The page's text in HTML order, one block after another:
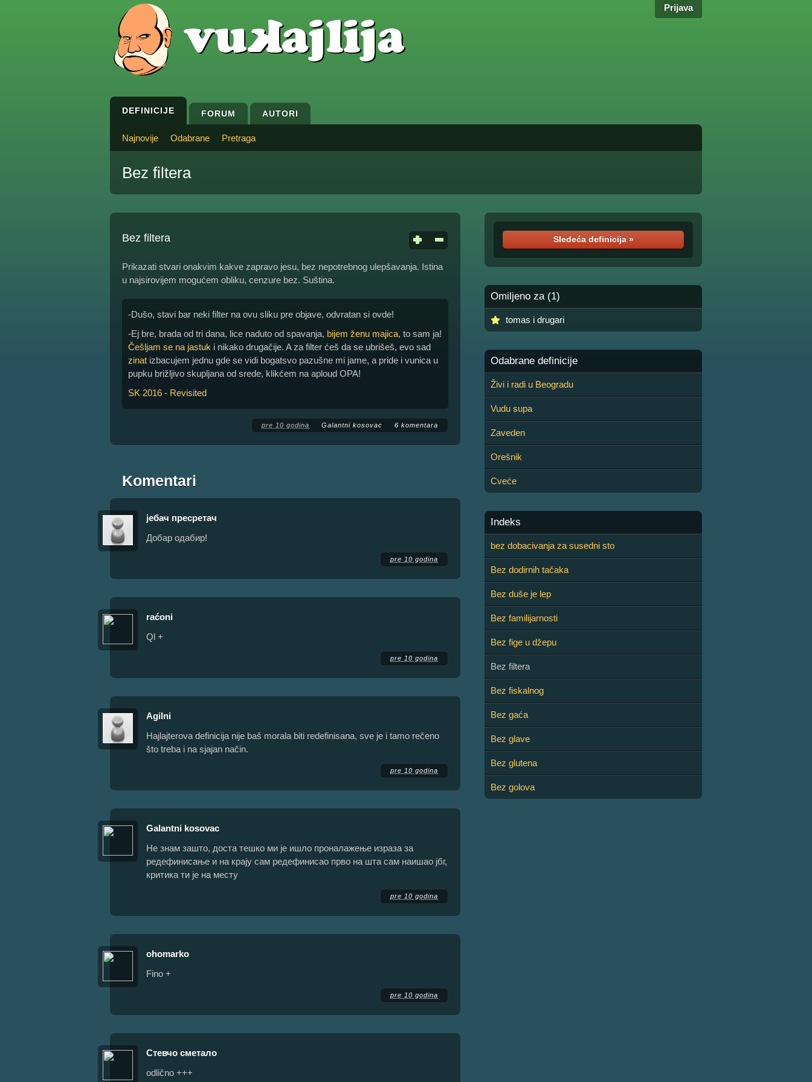
Prijava
DEFINICIJE FORUM AUTORI
Najnovije Odabrane Pretraga
Bez filtera
Bez filtera
Prikazati stvari onakvim kakve zapravo jesu, bez nepotrebnog ulepšavanja. Istina
u najsirovijem mogućem obliku, cenzure bez. Suština.
-Dušo, stavi bar neki filter na ovu sliku pre objave, odvratan si ovde!
-Ej bre, brada od tri dana, lice naduto od spavanja, bijem ženu majica, to sam ja!
Češljam se na jastuk i nikako drugačije. A za filter ćeš da se ubrišeš, evo sad
zinat izbacujem jednu gde se vidi bogatsvo pazušne mi jame, a pride i vunica u
pupku brižljivo skupljana od srede, klikćem na aploud OPA!
SK 2016 - Revisited
pre 10 godina Galantni kosovac 6 komentara
Komentari
јебач пресретач
Добар одабир!
pre 10 godina
raćoni
Ql +
pre 10 godina
Agilni
Hajlajterova definicija nije baš morala biti redefinisana, sve je i tamo rečeno
što treba i na sjajan način.
pre 10 godina
Galantni kosovac
Не знам зашто, доста тешко ми је ишло проналажење израза за
редефинисање и на крају сам редефинисао прво на шта сам наишао јбг,
критика ти је на месту
pre 10 godina
ohomarko
Fino +
pre 10 godina
Стевчо сметало
odlično +++
Sledeća definicija »
Omiljeno za (1)
tomas i drugari
Odabrane definicije
Živi i radi u Beogradu
Vudu supa
Zaveden
Orešnik
Cveće
Indeks
bez dobacivanja za susedni sto
Bez dodirnih tačaka
Bez duše je lep
Bez familijarnosti
Bez fige u džepu
Bez filtera
Bez fiskalnog
Bez gaća
Bez glave
Bez glutena
Bez golova